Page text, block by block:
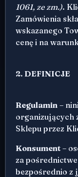
1061, ze zm.).
Zamówienia
wskazanego
cenę i na
2. DEFINICJE
Regulamin –
organizujących
Sklepu przez
Konsument –
za
bezpośrednio z